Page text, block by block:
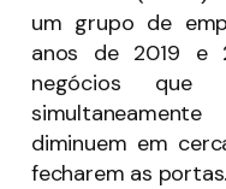
um grupo de
anos de 2019 e
negócios que
diminuem em
fecharem as portas.